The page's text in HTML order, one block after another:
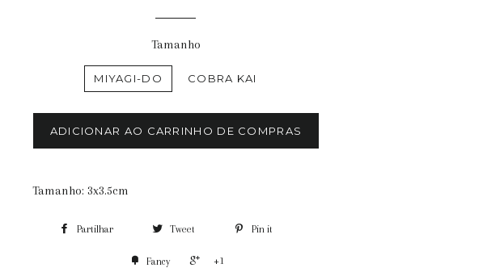
Tamanho
MIYAGI-DO COBRA KAI
ADICIONAR AO CARRINHO DE COMPRAS
Tamanho: 3x3.5cm
Partilhar Tweet Pin it
Fancy +1